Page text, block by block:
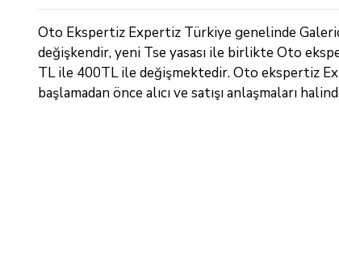
Oto Ekspertiz Expertiz Türkiye genelinde
değişkendir, yeni Tse yasası ile birlikte Oto
TL ile 400TL ile değişmektedir. Oto ekspertiz
başlamadan önce alıcı ve satışı anlaşmaları